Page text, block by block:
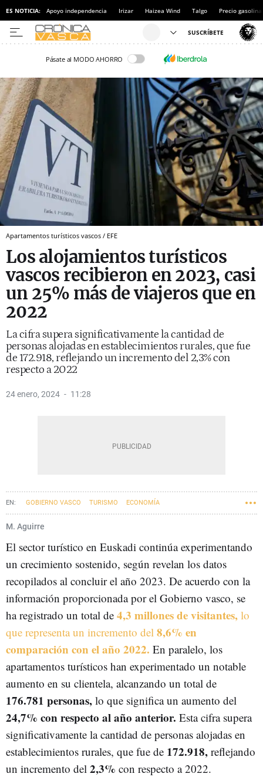
ES NOTICIA: Apoyo independencia Irizar Haizea Wind Talgo Precio gasolina
Pásate al MODO AHORRO
Apartamentos turísticos vascos / EFE
Los alojamientos turísticos
vascos recibieron en 2023, casi
un 25% más de viajeros que en
2022
La cifra supera significativamente la cantidad de
personas alojadas en establecimientos rurales, que fue
de 172.918, reflejando un incremento del 2,3% con
respecto a 2022
24 enero, 2024 11:28
GOBIERNO VASCO TURISMO ECONOMÍA
M. Aguirre
El sector turístico en Euskadi continúa experimentando
un crecimiento sostenido, según revelan los datos
recopilados al concluir el año 2023. De acuerdo con la
información proporcionada por el Gobierno vasco, se
ha registrado un total de 4,3 millones de visitantes, lo
que representa un incremento del 8,6% en
comparación con el año 2022. En paralelo, los
apartamentos turísticos han experimentado un notable
aumento en su clientela, alcanzando un total de
176.781 personas, lo que significa un aumento del
24,7% con respecto al año anterior. Esta cifra supera
significativamente la cantidad de personas alojadas en
establecimientos rurales, que fue de 172.918, reflejando
un incremento del 2,3% con respecto a 2022.